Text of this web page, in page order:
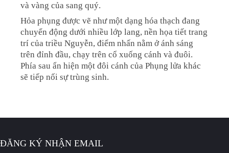
và vàng của sang quý.
Hỏa phụng được vẽ như một dạng hóa thạch đang
chuyển động dưới nhiều lớp lang, nền họa tiết trang
trí của triều Nguyễn, điểm nhấn nằm ở ánh sáng
trên đỉnh đầu, chạy trên cổ xuống cánh và đuôi.
Phía sau ẩn hiện một đôi cánh của Phụng lửa khác
sẽ tiếp nối sự trùng sinh.
ĐĂNG KÝ NHẬN EMAIL